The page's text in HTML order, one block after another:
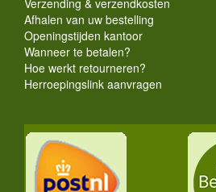
Afhalen van uw bestelling
Openingstijden kantoor
Wanneer te betalen?
Hoe werkt retourneren?
Herroepingslink aanvragen